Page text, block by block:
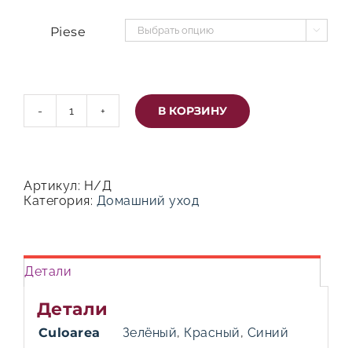
Piese 
Количество
товара
коврик
для
ног
В КОРЗИНУ
Артикул: Н/Д
Категория: Домашний уход
Детали
Детали
Culoarea Зелёный, Красный, Синий